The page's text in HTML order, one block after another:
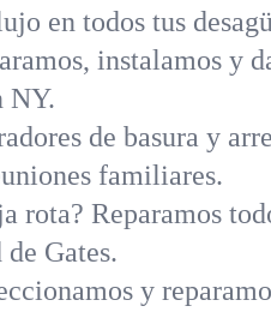
en todos tus
instalamos y
NY.
de basura y
familiares.
rota? Reparamos
Gates.
y